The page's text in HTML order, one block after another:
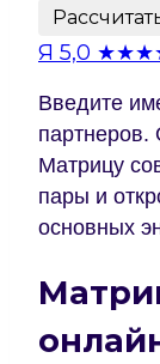
Я 5,0
Введите
партнеров.
Матрицу
пары и
основных